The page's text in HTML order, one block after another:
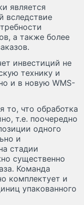
является
вследствие
а также более
инвестиций не
технику и
и в новую WMS-
то, что обработка
т.е. поочередно
одного
и
стадии
существенно
Команда
комплектует и
упакованного